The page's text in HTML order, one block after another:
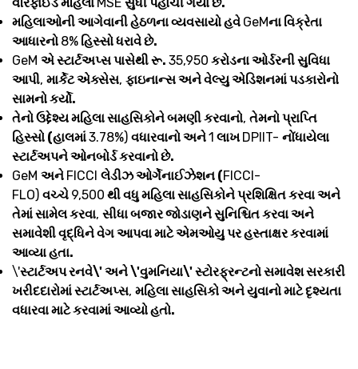
મહિલાઓની આગેવાની હેઠળના વ્યવસાયો હવે GeMના વિક્રેતા
આધારનો 8% હિસ્સો ધરાવે છે.
GeM એ સ્ટાર્ટઅપ્સ પાસેથી રૂ. 35,950 કરોડના ઓર્ડરની સુવિધા
આપી, માર્કેટ એક્સેસ, ફાઇનાન્સ અને વેલ્યુ એડિશનમાં પડકારોનો
સામનો કર્યો.
તેનો ઉદ્દેશ્ય મહિલા સાહસિકોને બમણી કરવાનો, તેમનો પ્રાપ્તિ
હિસ્સો (હાલમાં3.78%) વધારવાનો અને1 લાખDPIIT- નોંધાયેલા
સ્ટાર્ટઅપને ઓનબોર્ડ કરવાનો છે.
GeM અને FICCI લેડીઝ ઓર્ગેનાઈઝેશન (FICCI-
FLO) વચ્ચે 9,500 થી વધુ મહિલા સાહસિકોને પ્રશિક્ષિત કરવા અને
તેમાં સામેલ કરવા, સીધા બજાર જોડાણને સુનિશ્ચિત કરવા અને
સમાવેશી વૃદ્ધિને વેગ આપવા માટે એમઓયુ પર હસ્તાક્ષર કરવામાં
આવ્યા હતા.
\'સ્ટાર્ટઅપ રનવે\' અને \'વુમનિયા\' સ્ટોરફ્રન્ટનો સમાવેશ સરકારી
ખરીદદારોમાં સ્ટાર્ટઅપ્સ, મહિલા સાહસિકો અને યુવાનો માટે દૃશ્યતા
વધારવા માટે કરવામાં આવ્યો હતો.